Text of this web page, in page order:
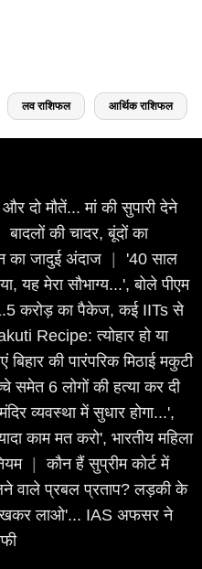
लव राशिफल आर्थिक राशिफल
दो मौतें... मां की सुपारी देने
बादलों की चादर, बूंदों का
का जादुई अंदाज |
'40 साल
यह मेरा सौभाग्य...', बोले पीएम
करोड़ का पैकेज, कई IITs से
Recipe: त्योहार हो या
की पारंपरिक मिठाई मकुटी
समेत 6 लोगों की हत्या कर दी
व्यवस्था में सुधार होगा...',
काम मत करो', भारतीय महिला
|
कौन हैं सुप्रीम कोर्ट में
वाले प्रबल प्रताप? लड़की के
लाओ'... IAS अफसर ने